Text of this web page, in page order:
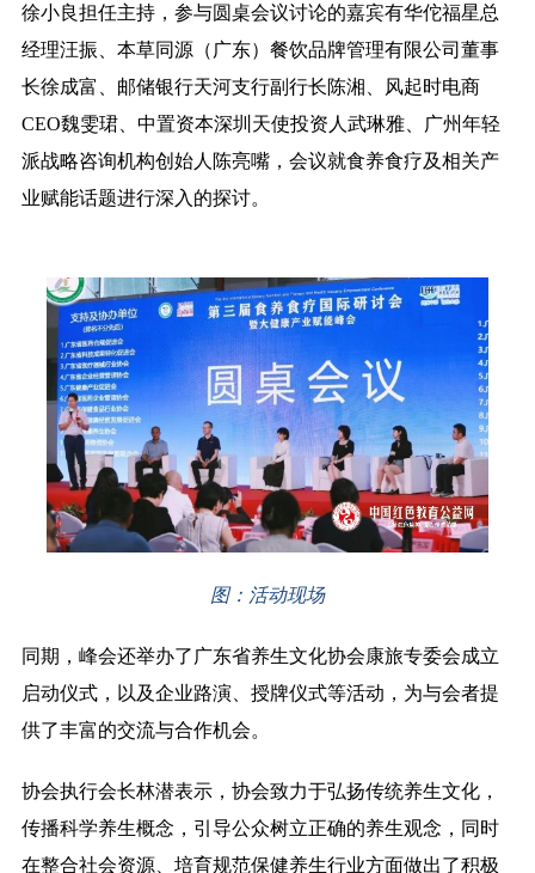
徐小良担任主持，参与圆桌会议讨论的嘉宾有华佗福星总
经理汪振、本草同源（广东）餐饮品牌管理有限公司董事
长徐成富、邮储银行天河支行副行长陈湘、风起时电商
CEO魏雯珺、中置资本深圳天使投资人武琳雅、广州年轻
派战略咨询机构创始人陈亮嘴，会议就食养食疗及相关产
业赋能话题进行深入的探讨。
图：活动现场
同期，峰会还举办了广东省养生文化协会康旅专委会成立
启动仪式，以及企业路演、授牌仪式等活动，为与会者提
供了丰富的交流与合作机会。
协会执行会长林潜表示，协会致力于弘扬传统养生文化，
传播科学养生概念，引导公众树立正确的养生观念，同时
在整合社会资源、培育规范保健养生行业方面做出了积极